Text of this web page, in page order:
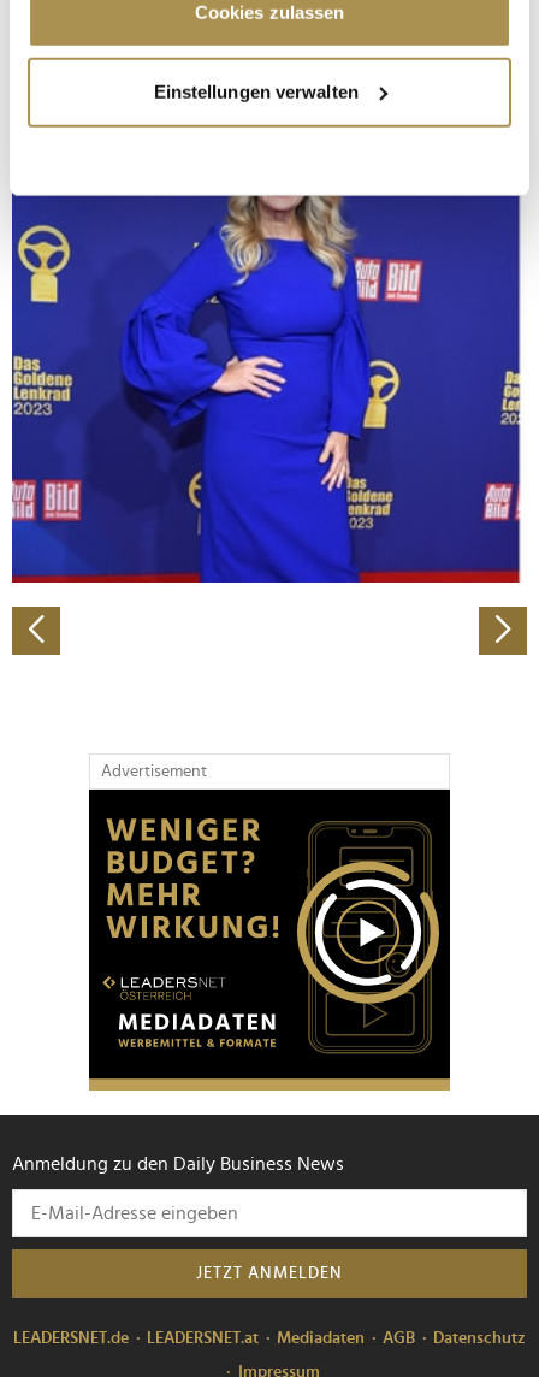
Trigger Symbol ändern oder widerrufen
Informationen über Ihre geografische Lage
erfassen, welche bis auf einige Meter genau sein
bestimmten Merkmalen (Fingerprinting) identifizieren
Erfahren Sie mehr darüber, wie Ihre persönlichen Daten
verarbeitet werden, und legen Sie Ihre Präferenzen im
Abschnitt Einzelheiten fest.
Wir verwenden Cookies, um Inhalte und Anzeigen zu
personalisieren, Funktionen für soziale Medien anbieten
zu können und die Zugriffe auf unsere Website zu
analysieren. Außerdem geben wir Informationen zu Ihrer
Verwendung unserer Website an unsere Partner für
soziale Medien, Werbung und Analysen weiter. Unsere
Partner führen diese Informationen möglicherweise mit
weiteren Daten zusammen, die Sie ihnen bereitgestellt
gesammelt haben.
Cookies zulassen
Einstellungen verwalten
Advertisement
Anmeldung zu den Daily Business News
JETZT ANMELDEN
LEADERSNET.de LEADERSNET.at Mediadaten AGB
Datenschutz
Impressum